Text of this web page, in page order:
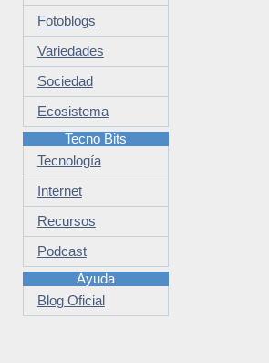
Fotoblogs
Variedades
Sociedad
Ecosistema
Tecno Bits
Tecnología
Internet
Recursos
Podcast
Ayuda
Blog Oficial